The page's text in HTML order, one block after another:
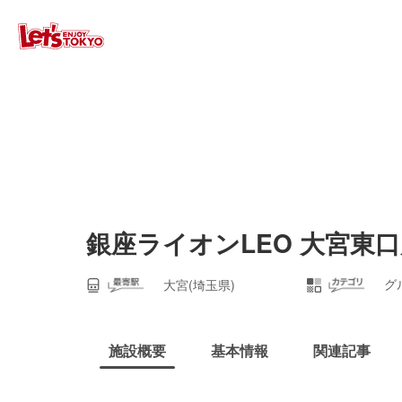
銀座ライオンLEO 大宮東
大宮(埼玉県) グ
施設概要 基本情報 関連記事